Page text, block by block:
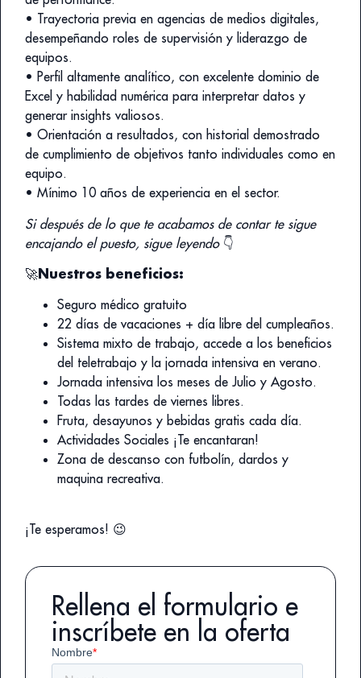
• Trayectoria previa en agencias de medios digitales,
desempeñando roles de supervisión y liderazgo de
equipos.
• Perfil altamente analítico, con excelente dominio de
Excel y habilidad numérica para interpretar datos y
generar insights valiosos.
• Orientación a resultados, con historial demostrado
de cumplimiento de objetivos tanto individuales como en
equipo.
• Mínimo 10 años de experiencia en el sector.
Si después de lo que te acabamos de contar te sigue
encajando el puesto, sigue leyendo 👇
🚀Nuestros beneficios:
Seguro médico gratuito
22 días de vacaciones + día libre del cumpleaños.
Sistema mixto de trabajo, accede a los beneficios
del teletrabajo y la jornada intensiva en verano.
Jornada intensiva los meses de Julio y Agosto.
Todas las tardes de viernes libres.
Fruta, desayunos y bebidas gratis cada día.
Actividades Sociales ¡Te encantaran!
Zona de descanso con futbolín, dardos y
maquina recreativa.
¡Te esperamos! 😉
Rellena el formulario e
inscríbete en la oferta